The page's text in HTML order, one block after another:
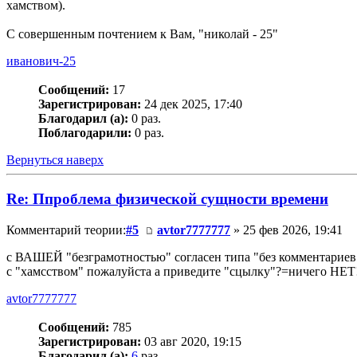
хамством).
С совершенным почтением к Вам, "николай - 25"
иванович-25
Сообщений: 17
Зарегистрирован: 24 дек 2025, 17:40
Благодарил (а): 0 раз.
Поблагодарили: 0 раз.
Вернуться наверх
Re: Ппроблема физической сущности времени
Комментарий теории:#5 avtor7777777 » 25 фев 2026, 19:41
с ВАШЕЙ "безграмотностью" согласен типа "без
с "хамсством" пожалуйста а приведите "сцылку"?=ничего
avtor7777777
Сообщений: 785
Зарегистрирован: 03 авг 2020, 19:15